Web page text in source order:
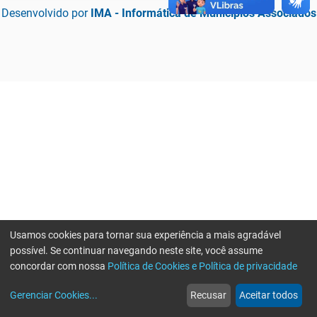
Desenvolvido por IMA - Informática de Municípios Associados
web
Notícias
more_horiz
Mais
Usamos cookies para tornar sua experiência a mais agradável
possível. Se continuar navegando neste site, você assume
concordar com nossa Política de Cookies e Política de privacidade
Gerenciar Cookies... Recusar Aceitar todos
Erro ao enviar informações, por favor tente novamente